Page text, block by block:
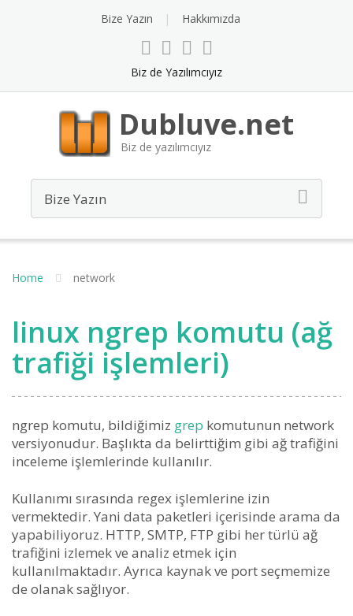
Bize Yazın Hakkımızda
Biz de Yazılımcıyız
Dubluve.net
Biz de yazılımcıyız
Home network
linux ngrep komutu (ağ
trafiği işlemleri)
ngrep komutu, bildiğimiz grep komutunun network
versiyonudur. Başlıkta da belirttiğim gibi ağ trafiğini
inceleme işlemlerinde kullanılır.
Kullanımı sırasında regex işlemlerine izin
vermektedir. Yani data paketleri içerisinde arama da
yapabiliyoruz. HTTP, SMTP, FTP gibi her türlü ağ
trafiğini izlemek ve analiz etmek için
kullanılmaktadır. Ayrıca kaynak ve port seçmemize
de olanak sağlıyor.